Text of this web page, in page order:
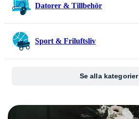
Datorer & Tillbehör
Sport & Friluftsliv
Se alla kategorier